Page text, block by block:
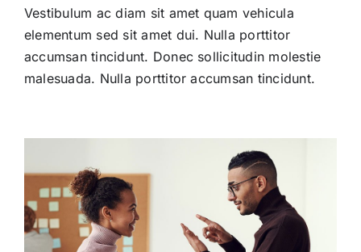
Vestibulum ac diam sit amet quam vehicula
elementum sed sit amet dui. Nulla porttitor
accumsan tincidunt. Donec sollicitudin molestie
malesuada. Nulla porttitor accumsan tincidunt.